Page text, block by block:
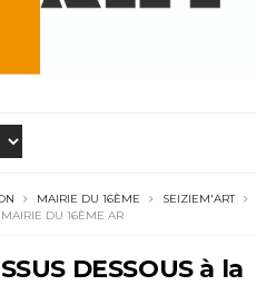
MAIRIE DU 16ÈME
SEIZIEM'ART
DU 16ÈME AR
DESSOUS à la